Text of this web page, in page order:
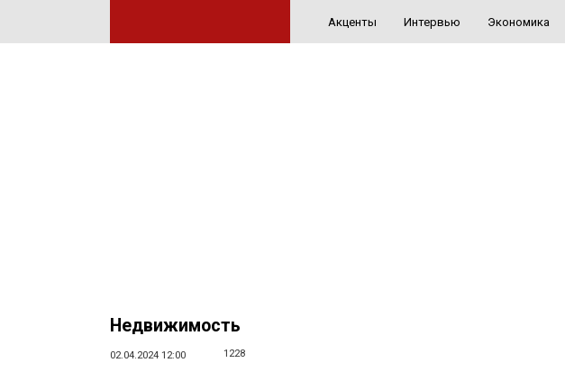
Акценты Интервью Экономика
Недвижимость
02.04.2024 12:00 1228